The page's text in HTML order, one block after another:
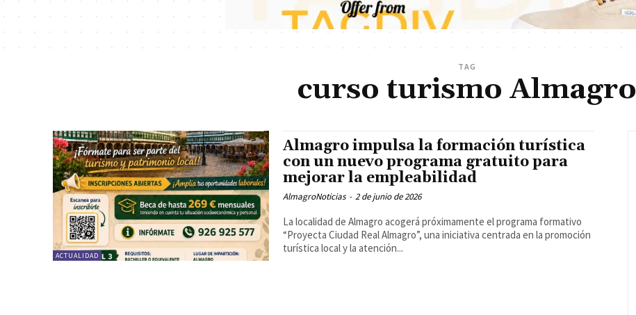
TAG
curso turismo Almagro
ACTUALIDAD
Almagro impulsa la formación turística
con un nuevo programa gratuito para
mejorar la empleabilidad
AlmagroNoticias - 2 de junio de 2026
La localidad de Almagro acogerá próximamente el programa formativo
“Proyecta Ciudad Real Almagro”, una iniciativa centrada en la promoción
turística local y la atención...